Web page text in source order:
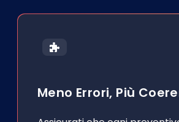
Meno Errori, Più